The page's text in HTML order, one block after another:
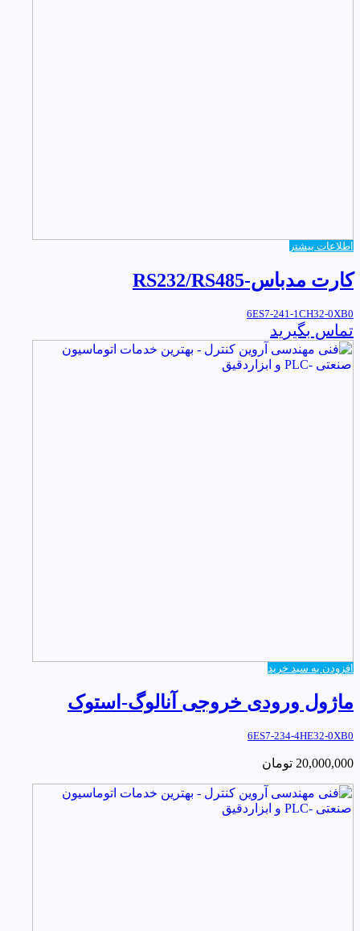
اطلاعات بیشتر
کارت مدباس-RS232/RS485
6ES7-241-1CH32-0XB0
تماس بگیرید
افزودن به سبد خرید
ماژول ورودی خروجی آنالوگ-استوک
6ES7-234-4HE32-0XB0
20,000,000 تومان